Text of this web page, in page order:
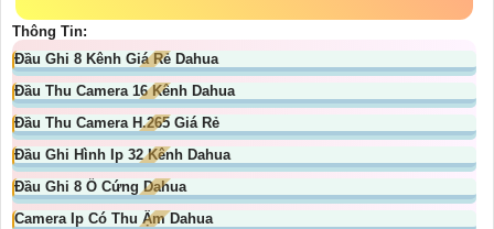
Thông Tin:
Đầu Ghi 8 Kênh Giá Rẻ Dahua
Đầu Thu Camera 16 Kênh Dahua
Đầu Thu Camera H.265 Giá Rẻ
Đầu Ghi Hình Ip 32 Kênh Dahua
Đầu Ghi 8 Ổ Cứng Dahua
Camera Ip Có Thu Ậm Dahua